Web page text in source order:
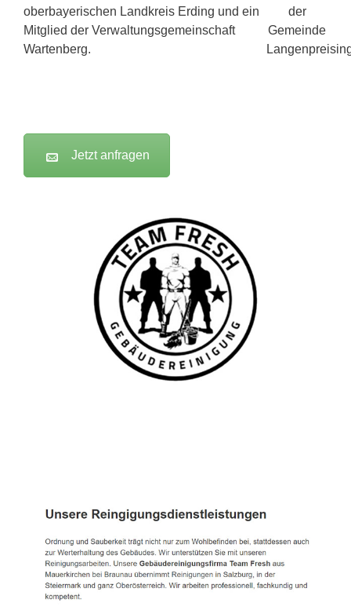
oberbayerischen Landkreis Erding und ein
Mitglied der Verwaltungsgemeinschaft
Wartenberg.
Jetzt anfragen